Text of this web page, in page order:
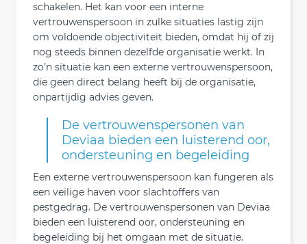
schakelen. Het kan voor een interne
vertrouwenspersoon in zulke situaties lastig zijn
om voldoende objectiviteit bieden, omdat hij of zij
nog steeds binnen dezelfde organisatie werkt. In
zo’n situatie kan een externe vertrouwenspersoon,
die geen direct belang heeft bij de organisatie,
onpartijdig advies geven.
De vertrouwenspersonen van
Deviaa bieden een luisterend oor,
ondersteuning en begeleiding
Een externe vertrouwenspersoon kan fungeren als
een veilige haven voor slachtoffers van
pestgedrag. De vertrouwenspersonen van Deviaa
bieden een luisterend oor, ondersteuning en
begeleiding bij het omgaan met de situatie.